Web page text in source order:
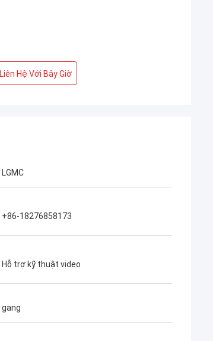
Liên Hệ Với Bây Giờ
LGMC
+86-18276858173
Hỗ trợ kỹ thuật video
gang